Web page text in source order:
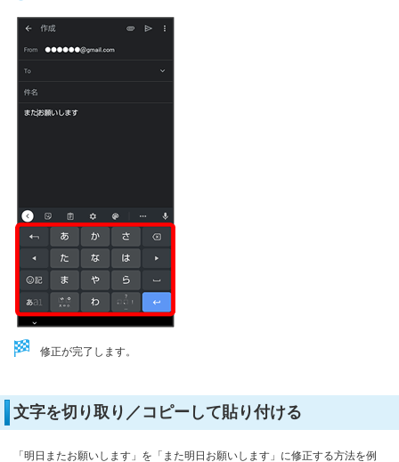
修正が完了します。
文字を切り取り／コピーして貼り付ける
「明日またお願いします」を「また明日お願いします」に修正する方法を例